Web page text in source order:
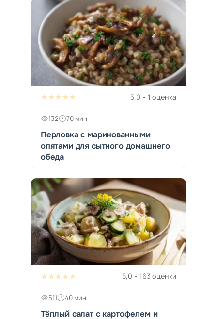
★★★★★ 5,0 • 1 оценка
132 70 мин
Перловка с маринованными
опятами для сытного домашнего
обеда
★★★★★ 5,0 • 163 оценки
511 40 мин
Тёплый салат с картофелем и